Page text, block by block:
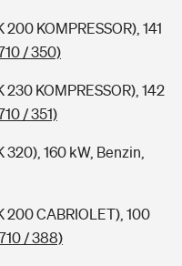
für deine Kids
KOMPRESSOR), 141
/ 350)
KOMPRESSOR), 142
/ 351)
160 kW, Benzin,
200 CABRIOLET), 100
/ 388)